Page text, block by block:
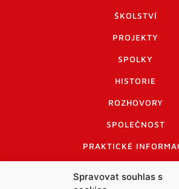
Spravovat souhlas s
ŠKOLSTVÍ
PROJEKTY
SPOLKY
HISTORIE
ROZHOVORY
SPOLEČNOST
PRAKTICKÉ